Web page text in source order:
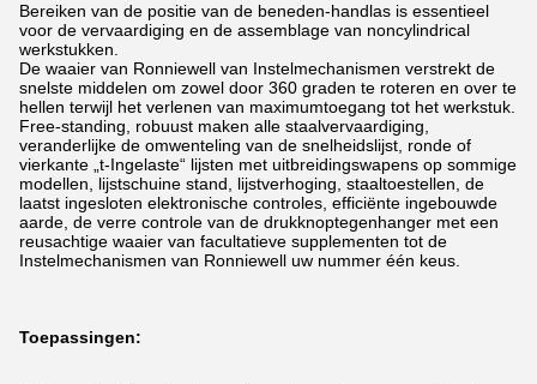
Bereiken van de positie van de beneden-handlas is essentieel
voor de vervaardiging en de assemblage van noncylindrical
werkstukken.
De waaier van Ronniewell van Instelmechanismen verstrekt de
snelste middelen om zowel door 360 graden te roteren en over te
hellen terwijl het verlenen van maximumtoegang tot het werkstuk.
Free-standing, robuust maken alle staalvervaardiging,
veranderlijke de omwenteling van de snelheidslijst, ronde of
vierkante „t-Ingelaste“ lijsten met uitbreidingswapens op sommige
modellen, lijstschuine stand, lijstverhoging, staaltoestellen, de
laatst ingesloten elektronische controles, efficiënte ingebouwde
aarde, de verre controle van de drukknoptegenhanger met een
reusachtige waaier van facultatieve supplementen tot de
Instelmechanismen van Ronniewell uw nummer één keus.
Toepassingen: